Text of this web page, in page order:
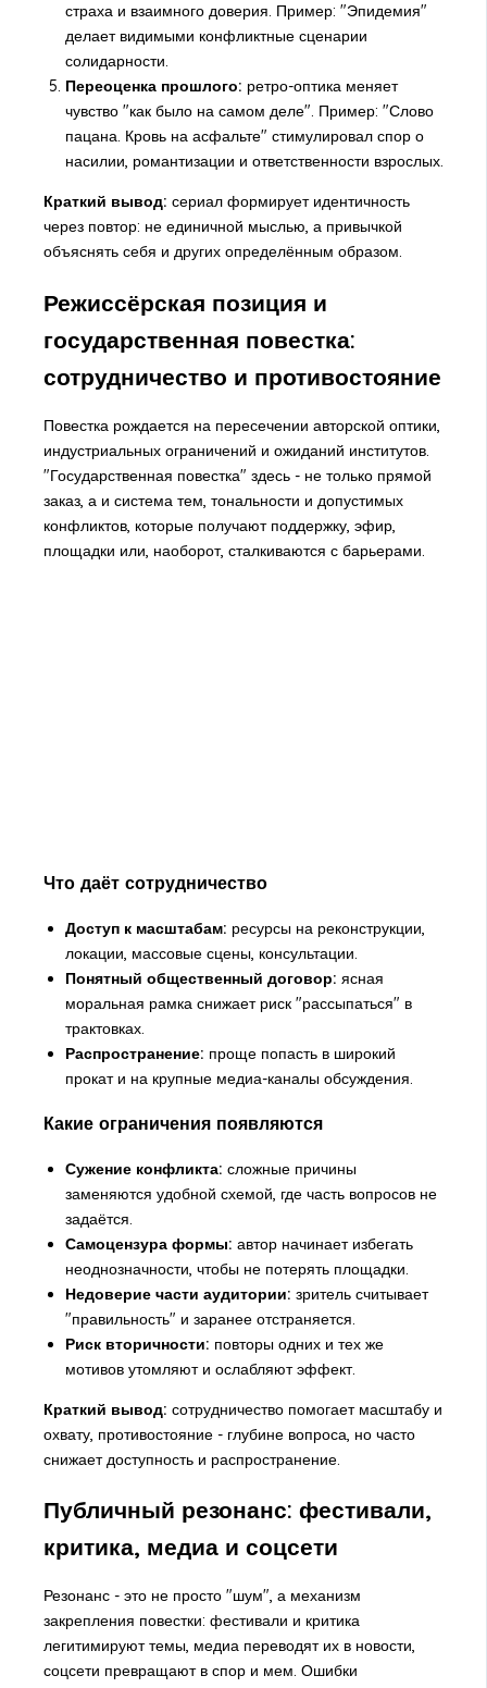
страха и взаимного доверия. Пример: "Эпидемия"
делает видимыми конфликтные сценарии
солидарности.
Переоценка прошлого: ретро-оптика меняет
чувство "как было на самом деле". Пример: "Слово
пацана. Кровь на асфальте" стимулировал спор о
насилии, романтизации и ответственности взрослых.
Краткий вывод: сериал формирует идентичность
через повтор: не единичной мыслью, а привычкой
объяснять себя и других определённым образом.
Режиссёрская позиция и
государственная повестка:
сотрудничество и противостояние
Повестка рождается на пересечении авторской оптики,
индустриальных ограничений и ожиданий институтов.
"Государственная повестка" здесь - не только прямой
заказ, а и система тем, тональности и допустимых
конфликтов, которые получают поддержку, эфир,
площадки или, наоборот, сталкиваются с барьерами.
Что даёт сотрудничество
Доступ к масштабам: ресурсы на реконструкции,
локации, массовые сцены, консультации.
Понятный общественный договор: ясная
моральная рамка снижает риск "рассыпаться" в
трактовках.
Распространение: проще попасть в широкий
прокат и на крупные медиа-каналы обсуждения.
Какие ограничения появляются
Сужение конфликта: сложные причины
заменяются удобной схемой, где часть вопросов не
задаётся.
Самоцензура формы: автор начинает избегать
неоднозначности, чтобы не потерять площадки.
Недоверие части аудитории: зритель считывает
"правильность" и заранее отстраняется.
Риск вторичности: повторы одних и тех же
мотивов утомляют и ослабляют эффект.
Краткий вывод: сотрудничество помогает масштабу и
охвату, противостояние - глубине вопроса, но часто
снижает доступность и распространение.
Публичный резонанс: фестивали,
критика, медиа и соцсети
Резонанс - это не просто "шум", а механизм
закрепления повестки: фестивали и критика
легитимируют темы, медиа переводят их в новости,
соцсети превращают в спор и мем. Ошибки